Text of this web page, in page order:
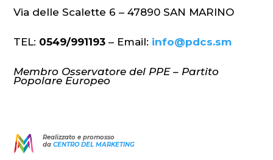
Via delle Scalette 6 – 47890 SAN MARINO
TEL: 0549/991193 – Email: info@pdcs.sm
Membro Osservatore del PPE – Partito
Popolare Europeo
Realizzato e promosso
da CENTRO DEL MARKETING